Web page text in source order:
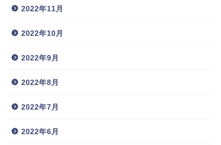
2022年11月
2022年10月
2022年9月
2022年8月
2022年7月
2022年6月